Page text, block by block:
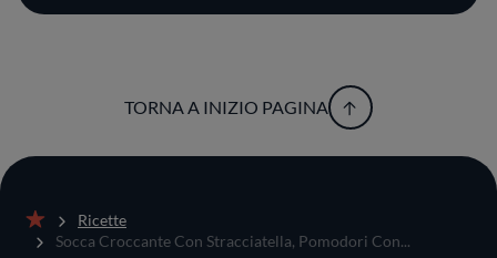
TORNA A INIZIO PAGINA
Home
Ricette
Socca Croccante Con Stracciatella, Pomodori Con...